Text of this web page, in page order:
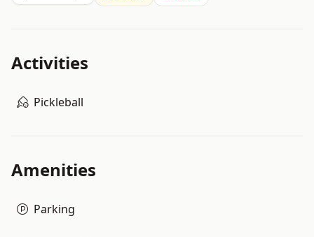
Activities
Pickleball
Amenities
Parking